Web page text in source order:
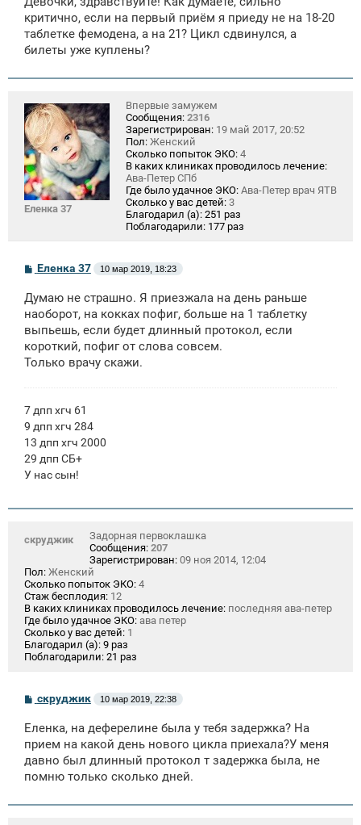
б
щ
н
и
критично, если на первый приём я приеду не на 18-20
таблетке фемодена, а на 21? Цикл сдвинулся, а
билеты уже куплены?
Еленка 37
Впервые замужем
Сообщения: 2316
Зарегистрирован: 19 май 2017, 20:52
Пол: Женский
Сколько попыток ЭКО: 4
В каких клиниках проводилось лечение:
Ава-Петер СПб
Где было удачное ЭКО: Ава-Петер врач ЯТВ
Сколько у вас детей: 3
Благодарил (а): 251 раз
Поблагодарили: 177 раз
С
б
щ
н
и
Еленка 37 10 мар 2019, 18:23
Думаю не страшно. Я приезжала на день раньше
наоборот, на кокках пофиг, больше на 1 таблетку
выпьешь, если будет длинный протокол, если
короткий, пофиг от слова совсем.
Только врачу скажи.
7 дпп хгч 61
9 дпп хгч 284
13 дпп хгч 2000
29 дпп СБ+
У нас сын!
скруджик
Задорная первоклашка
Сообщения: 207
Зарегистрирован: 09 ноя 2014, 12:04
Пол: Женский
Сколько попыток ЭКО: 4
Стаж бесплодия: 12
В каких клиниках проводилось лечение: последняя ава-петер
Где было удачное ЭКО: ава петер
Сколько у вас детей: 1
Благодарил (а): 9 раз
Поблагодарили: 21 раз
С
б
щ
е
н
и
скруджик 10 мар 2019, 22:38
Еленка, на деферелине была у тебя задержка? На
прием на какой день нового цикла приехала?У меня
давно был длинный протокол т задержка была, не
помню только сколько дней.